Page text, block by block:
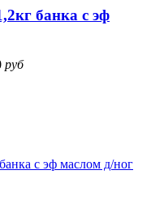
банка с эф
руб